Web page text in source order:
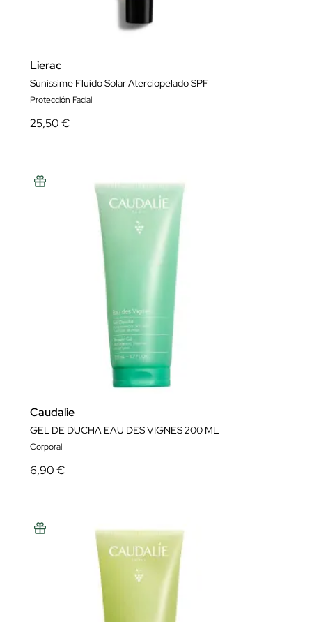
Lierac
Sunissime Fluido Solar Aterciopelado SPF
Protección Facial
25,50 €
Caudalie
GEL DE DUCHA EAU DES VIGNES 200 ML
Corporal
6,90 €